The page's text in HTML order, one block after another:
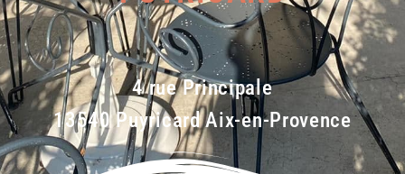
4 rue Principale
13540 Puyricard Aix-en-Provence